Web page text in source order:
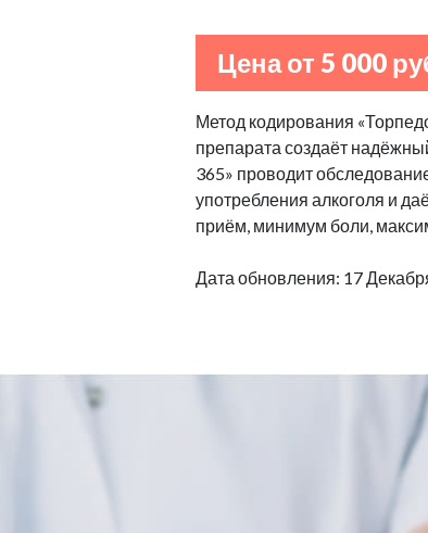
Цена от 5 000
Метод кодирования
препарата создаёт
365» проводит
употребления алкоголя и
приём, минимум боли,
Дата обновления: 17